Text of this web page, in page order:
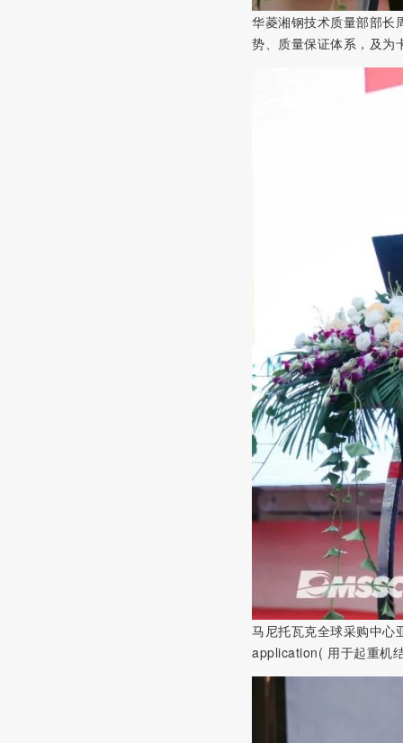
华菱湘钢技术质量部部长
势、质量保证体系，及为
马尼托瓦克全球采购中
application( 用于起重机